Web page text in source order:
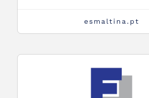
esmaltina.pt